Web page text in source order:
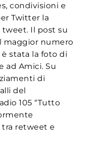
condivisioni e
Twitter la
Il post su
maggior numero
è stata la foto di
ad Amici. Su
di
del
105 “Tutto
tra retweet e